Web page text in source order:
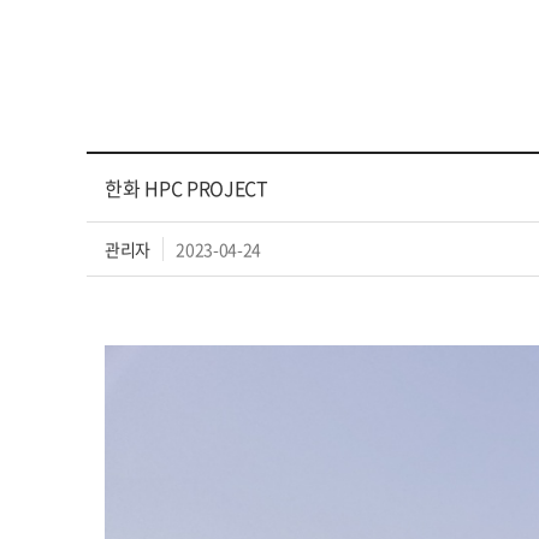
한화 HPC PROJECT
관리자 2023-04-24